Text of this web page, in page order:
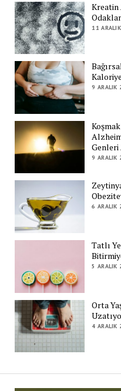
Kreatin
11
9 ARALIK
Genleri
9 ARALIK
6 ARALIK
Tatlı
5 ARALIK
Orta
4 ARALIK